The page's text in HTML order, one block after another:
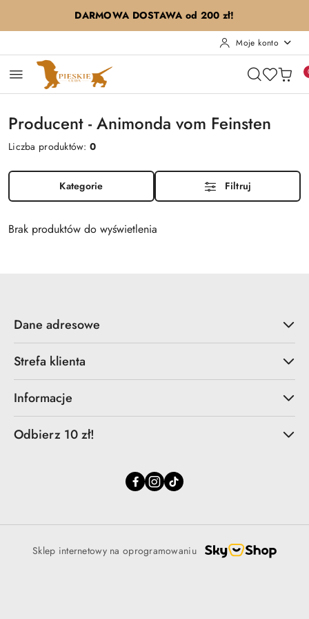
Przejdź do treści głównej
Przejdź do wyszukiwarki
Przejdź do moje konto
Przejdź do menu głównego
Przejdź do stopkiDARMOWA DOSTAWA od 200 zł!
Moje konto
Producent - Animonda vom Feinsten
Liczba produktów:0
Kategorie Filtruj
Brak produktów do wyświetlenia
Dane adresowe
Strefa klienta
Informacje
Odbierz 10 zł!
Sklep internetowy na oprogramowaniu